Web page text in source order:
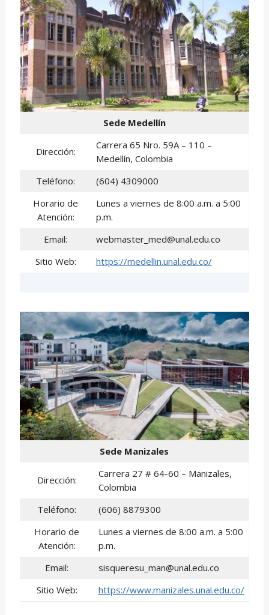
Sede Medellín
Dirección:
Carrera 65 Nro. 59A – 110 –
Medellín, Colombia
Teléfono:
(604) 4309000
Horario de
Atención:
Lunes a viernes de 8:00 a.m. a 5:00
p.m.
Email:
webmaster_med@unal.edu.co
Sitio Web:
https://medellin.unal.edu.co/
Sede Manizales
Dirección:
Carrera 27 # 64-60 – Manizales,
Colombia
Teléfono:
(606) 8879300
Horario de
Atención:
Lunes a viernes de 8:00 a.m. a 5:00
p.m.
Email:
sisqueresu_man@unal.edu.co
Sitio Web:
https://www.manizales.unal.edu.co/